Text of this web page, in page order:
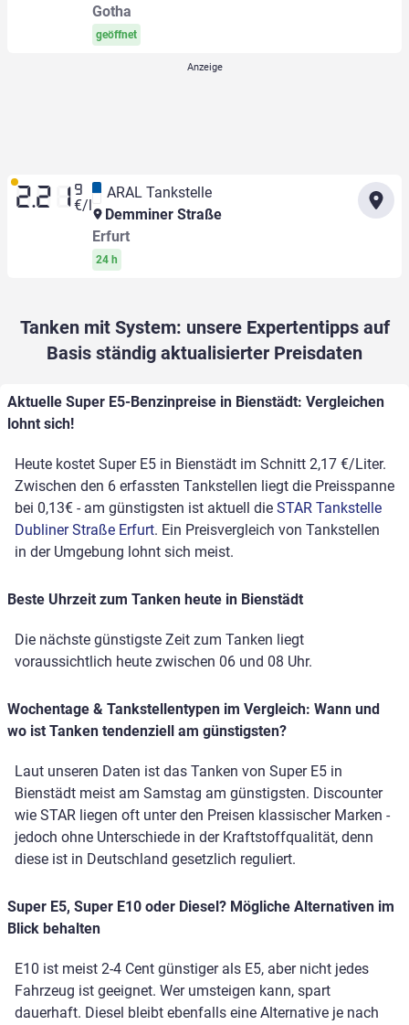
Gotha
geöffnet
2.21 9
€/l
ARAL Tankstelle
Demminer Straße
Erfurt
24 h
Tanken mit System: unsere Expertentipps auf
Basis ständig aktualisierter Preisdaten
Aktuelle Super E5-Benzinpreise in Bienstädt: Vergleichen
lohnt sich!
Heute kostet Super E5 in Bienstädt im Schnitt 2,17 €/Liter.
Zwischen den 6 erfassten Tankstellen liegt die Preisspanne
bei 0,13€ - am günstigsten ist aktuell die STAR Tankstelle
Dubliner Straße Erfurt. Ein Preisvergleich von Tankstellen
in der Umgebung lohnt sich meist.
Beste Uhrzeit zum Tanken heute in Bienstädt
Die nächste günstigste Zeit zum Tanken liegt
voraussichtlich heute zwischen 06 und 08 Uhr.
Wochentage & Tankstellentypen im Vergleich: Wann und
wo ist Tanken tendenziell am günstigsten?
Laut unseren Daten ist das Tanken von Super E5 in
Bienstädt meist am Samstag am günstigsten. Discounter
wie STAR liegen oft unter den Preisen klassischer Marken -
jedoch ohne Unterschiede in der Kraftstoffqualität, denn
diese ist in Deutschland gesetzlich reguliert.
Super E5, Super E10 oder Diesel? Mögliche Alternativen im
Blick behalten
E10 ist meist 2-4 Cent günstiger als E5, aber nicht jedes
Fahrzeug ist geeignet. Wer umsteigen kann, spart
dauerhaft. Diesel bleibt ebenfalls eine Alternative je nach